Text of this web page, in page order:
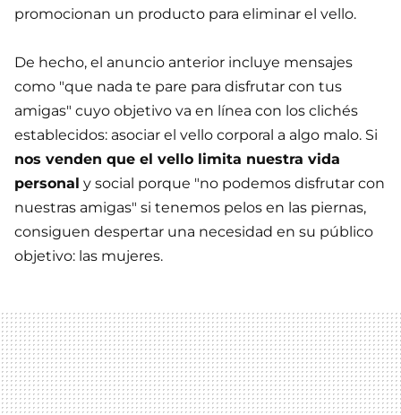
promocionan un producto para eliminar el vello.
De hecho, el anuncio anterior incluye mensajes
como "que nada te pare para disfrutar con tus
amigas" cuyo objetivo va en línea con los clichés
establecidos: asociar el vello corporal a algo malo. Si
nos venden que el vello limita nuestra vida
personal y social porque "no podemos disfrutar con
nuestras amigas" si tenemos pelos en las piernas,
consiguen despertar una necesidad en su público
objetivo: las mujeres.